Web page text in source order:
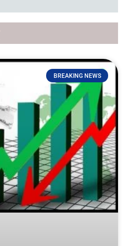
BREAKING NEWS